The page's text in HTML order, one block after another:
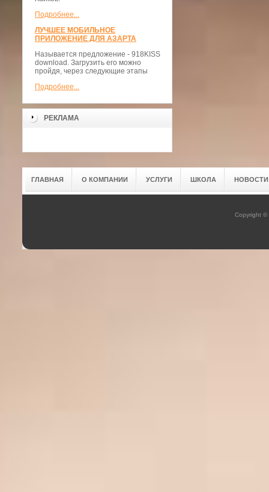
Подробнее...
ЛУЧШЕЕ МОБИЛЬНОЕ
ПРИЛОЖЕНИЕ ДЛЯ АЗАРТА
Называется предложение - 918KISS
download. Загрузить его можно
пройдя, через следующие этапы
Подробнее...
РЕКЛАМА
ГЛАВНАЯ О КОМПАНИИ УСЛУГИ ШКОЛА НОВОСТИ
Copyright